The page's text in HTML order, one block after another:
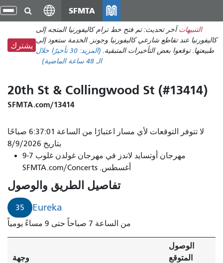
انتقل
إلى
المحتوى
الرئيسي
SFMTA
التنبيهات آخر تحديث: تم فتح خط ترام كاليفورنيا المتجه إلى
كاليفورنيا عند تقاطع شارعي كاليفورنيا وجونز. الخدمة ستعود إلى
طبيعتها. توقعوا بعض التأخيرات المتبقية. (المزيد: 30 تأخيرًا
خلال
الـ 48 ساعة الماضية)
يشترك
20th St & Collingwood St (#13414)
SFMTA.com/13414
لا تتوفر التوقعات لأي مسار اعتبارًا من الساعة 6:37:01 صباحًا
بتاريخ 8/9/2026
مهرجان أوتسايد لاندز في مهرجان غولدن غلوب 7-9
أغسطس. SFMTA.com/Concerts
تفاصيل الطريق والوصول
35 Eureka
من الساعة 7 صباحاً حتى 9 مساءً يومياً
وجهة
الوصول
المتوقع